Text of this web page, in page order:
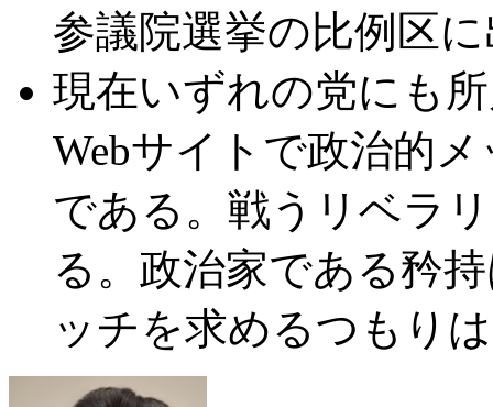
参議院選挙の比例区
現在いずれの党にも
Webサイトで政治的
である。戦うリベラ
る。政治家である矜
ッチを求めるつもり